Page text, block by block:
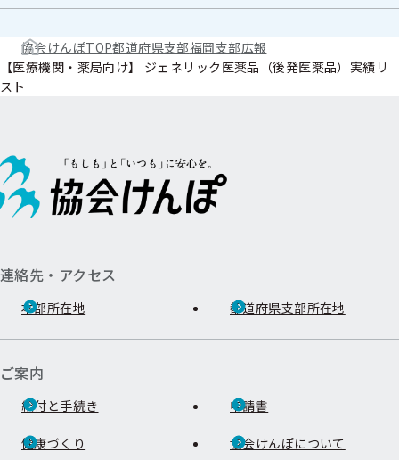
協会けんぽTOP都道府県支部福岡支部広報
【医療機関・薬局向け】 ジェネリック医薬品（後発医薬品）実績リ
スト
連絡先・アクセス
本部所在地 都道府県支部所在地
ご案内
給付と手続き 申請書
健康づくり 協会けんぽについて